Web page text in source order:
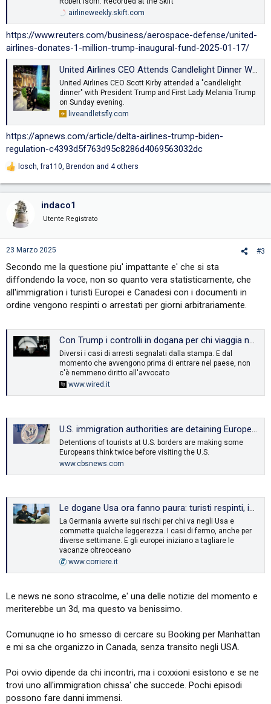
airlineweekly.skift.com
https://www.reuters.com/business/aerospace-defense/united-
airlines-donates-1-million-trump-inaugural-fund-2025-01-17/
United Airlines CEO Attends Candlelight Dinner With Trump After $1 Million Corporate Donation To Trump’s Inaugural Fund - Live and Let's Fly
United Airlines CEO Scott Kirby attended a "candlelight
dinner" with President Trump and First Lady Melania Trump
on Sunday evening.
liveandletsfly.com
https://apnews.com/article/delta-airlines-trump-biden-
regulation-c4393d5f763d95c8286d4069563032dc
R
n
s
losch,fra110, Brendon and 4 others
indaco1
Utente Registrato
23 Marzo 2025 #3
Secondo me la questione piu' impattante e' che si sta
diffondendo la voce, non so quanto vera statisticamente, che
all'immigration i turisti Europei e Canadesi con i documenti in
ordine vengono respinti o arrestati per giorni arbitrariamente.
Con Trump i controlli in dogana per chi viaggia negli Stati Uniti stanno diventando un terno al lotto che può costare la prigione
Diversi i casi di arresti segnalati dalla stampa. E dal
momento che avvengono prima di entrare nel paese, non
c'è nemmeno diritto all'avvocato
www.wired.it
U.S. immigration authorities are detaining European travelers, weighing on tourism
Detentions of tourists at U.S. borders are making some
Europeans think twice before visiting the U.S.
www.cbsnews.com
Le dogane Usa ora fanno paura: turisti respinti, in manette o nei centri di detenzione. E calano le prenotazioni
La Germania avverte sui rischi per chi va negli Usa e
commette qualche leggerezza. I casi di fermo, anche per
diverse settimane. E gli europei iniziano a tagliare le
vacanze oltreoceano
www.corriere.it
Le news ne sono stracolme, e' una delle notizie del momento e
meriterebbe un 3d, ma questo va benissimo.
Comunuqne io ho smesso di cercare su Booking per Manhattan
e mi sa che organizzo in Canada, senza transito negli USA.
Poi ovvio dipende da chi incontri, ma i coxxioni esistono e se ne
trovi uno all'immigration chissa' che succede. Pochi episodi
possono fare danni immensi.